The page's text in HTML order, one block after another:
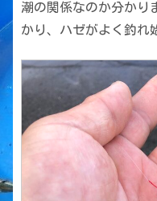
潮の関係なのか分かり
かり、ハゼがよく釣れ